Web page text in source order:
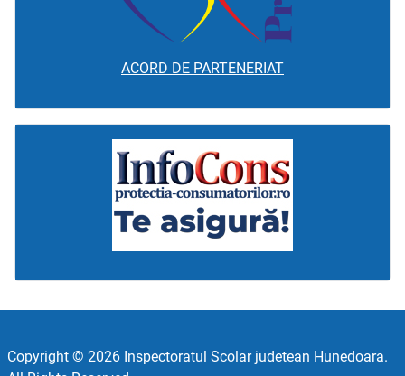
ACORD DE PARTENERIAT
Copyright © 2026 Inspectoratul Scolar judetean Hunedoara.